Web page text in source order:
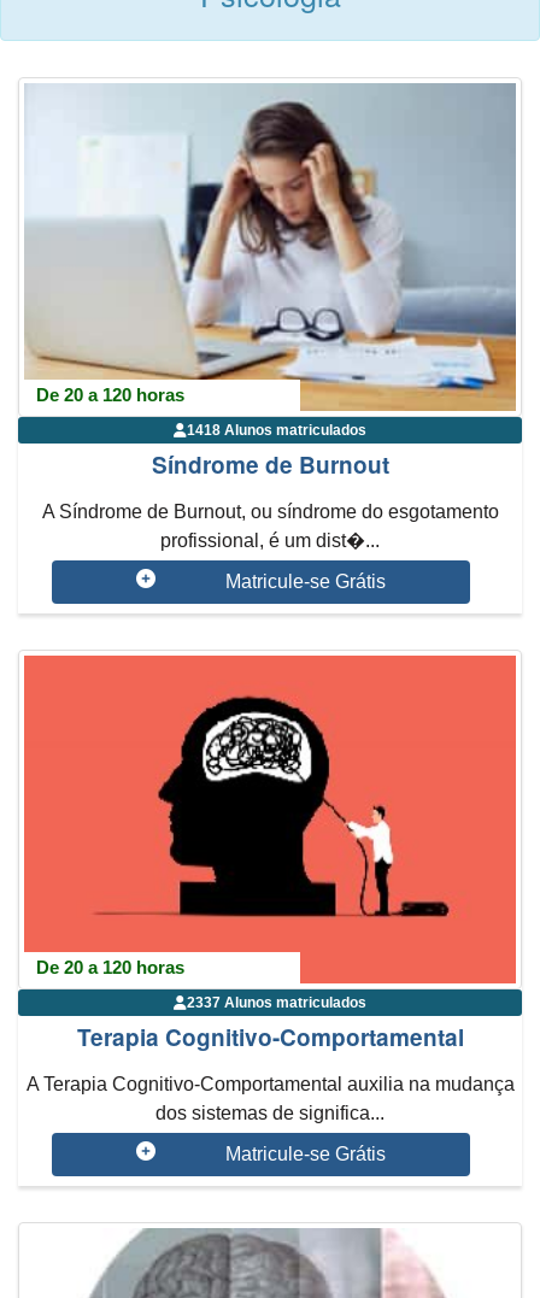
De 20 a 120 horas
1418 Alunos matriculados
Síndrome de Burnout
A Síndrome de Burnout, ou síndrome do esgotamento
profissional, é um dist�...
Matricule-se Grátis
De 20 a 120 horas
2337 Alunos matriculados
Terapia Cognitivo-Comportamental
A Terapia Cognitivo-Comportamental auxilia na mudança
dos sistemas de significa...
Matricule-se Grátis